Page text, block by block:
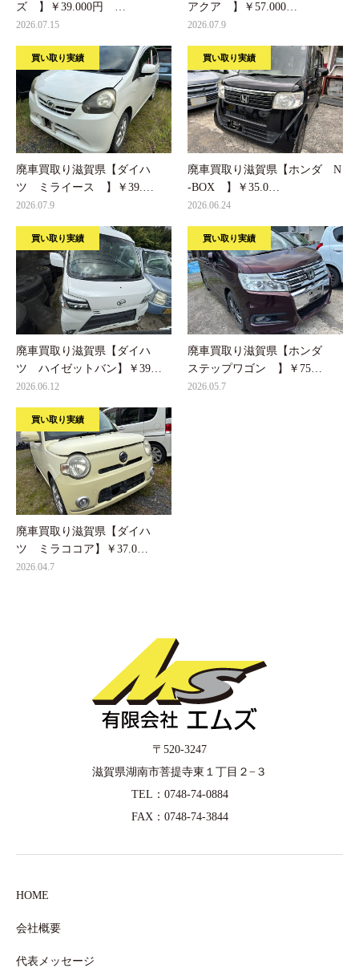
ズ 】￥39.000円 …
2026.07.15
アクア 】￥57.000…
2026.07.9
買い取り実績
廃車買取り滋賀県【ダイハ
ツ ミライース 】￥39.…
2026.07.9
買い取り実績
廃車買取り滋賀県【ホンダ N
-BOX 】￥35.0…
2026.06.24
買い取り実績
廃車買取り滋賀県【ダイハ
ツ ハイゼットバン】￥39…
2026.06.12
買い取り実績
廃車買取り滋賀県【ホンダ
ステップワゴン 】￥75…
2026.05.7
買い取り実績
廃車買取り滋賀県【ダイハ
ツ ミラココア】￥37.0…
2026.04.7
〒520-3247
滋賀県湖南市菩提寺東１丁目２−３
TEL：0748-74-0884
FAX：0748-74-3844
HOME
会社概要
代表メッセージ